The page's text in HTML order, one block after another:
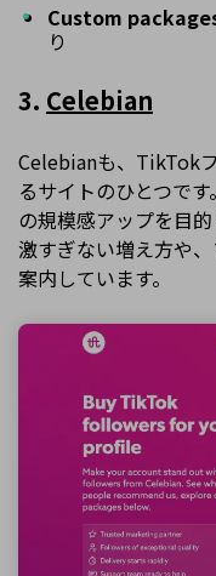
Custom
り
3. Celebian
Celebianも、TikTok
るサイトのひとつで
の規模感アップを目
激すぎない増え方や
案内しています。